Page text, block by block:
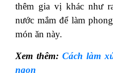
thêm gia vị khác như
nước mắm để làm
món ăn này.
Xem thêm: Cách làm
ngon